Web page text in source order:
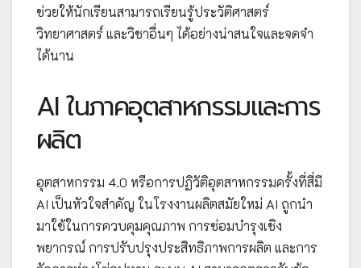
ช่วยให้นักเรียนสามารถเรียนรู้ประวัติศาสตร์
วิทยาศาสตร์ และวิชาอื่นๆ ได้อย่างน่าสนใจและจดจำ
ได้นาน
AI ในภาคอุตสาหกรรมและการ
ผลิต
อุตสาหกรรม 4.0 หรือการปฏิวัติอุตสาหกรรมครั้งที่สี่มี
AI เป็นหัวใจสำคัญ ในโรงงานผลิตสมัยใหม่ AI ถูกนำ
มาใช้ในการควบคุมคุณภาพ การซ่อมบำรุงเชิง
พยากรณ์ การปรับปรุงประสิทธิภาพการผลิต และการ